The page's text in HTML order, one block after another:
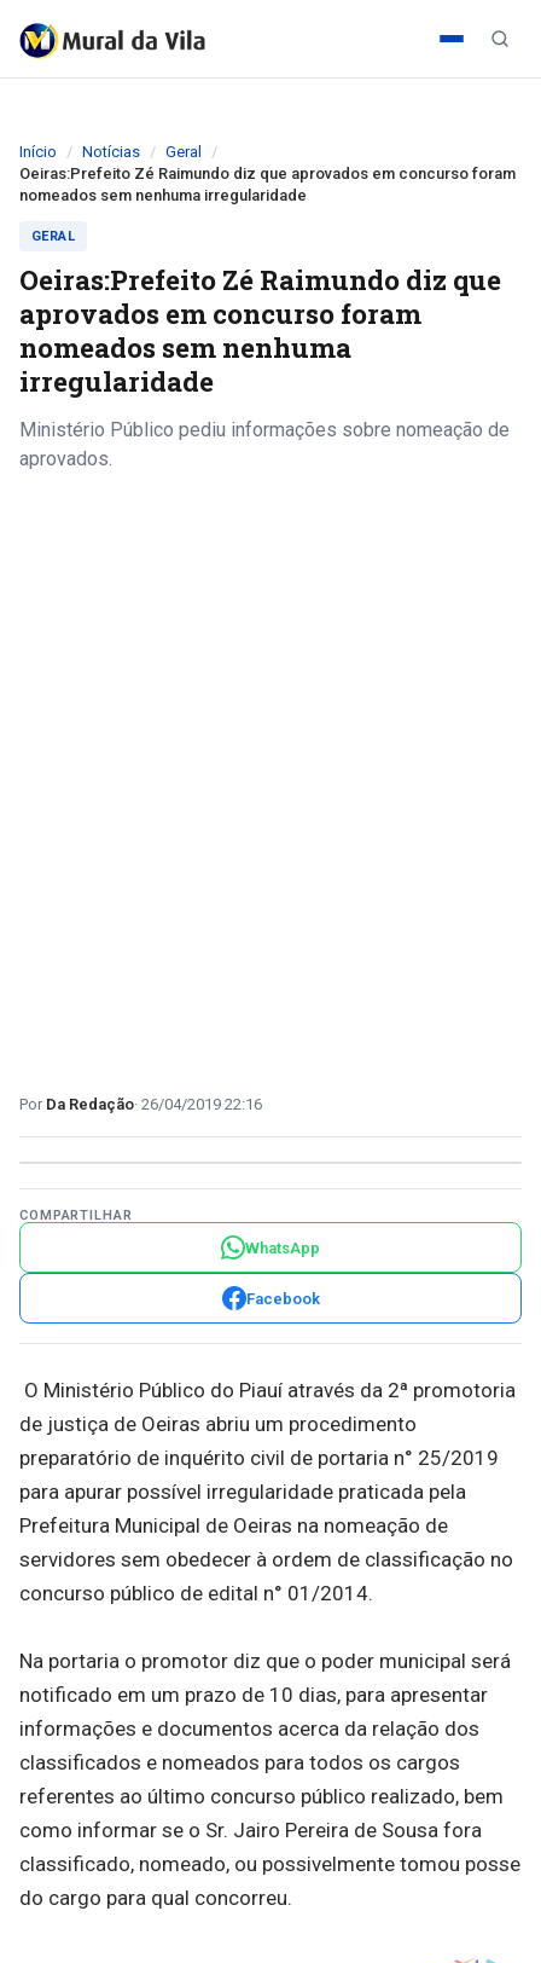
Início Notícias
Geral
Oeiras:Prefeito Zé Raimundo diz que aprovados em concurso foram
nomeados sem nenhuma irregularidade
GERAL
Oeiras:Prefeito Zé Raimundo diz que
aprovados em concurso foram
nomeados sem nenhuma
irregularidade
Ministério Público pediu informações sobre nomeação de
aprovados.
Da Redação 26/04/2019 22:16
COMPARTILHAR
WhatsApp
Facebook
O Ministério Público do Piauí através da 2ª promotoria
de justiça de Oeiras abriu um procedimento
preparatório de inquérito civil de portaria n° 25/2019
para apurar possível irregularidade praticada pela
Prefeitura Municipal de Oeiras na nomeação de
servidores sem obedecer à ordem de classificação no
concurso público de edital n° 01/2014.
Na portaria o promotor diz que o poder municipal será
notificado em um prazo de 10 dias, para apresentar
informações e documentos acerca da relação dos
classificados e nomeados para todos os cargos
referentes ao último concurso público realizado, bem
como informar se o Sr. Jairo Pereira de Sousa fora
classificado, nomeado, ou possivelmente tomou posse
do cargo para qual concorreu.